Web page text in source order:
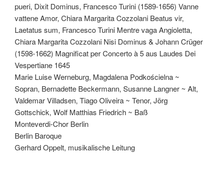
pueri, Dixit Dominus, Francesco Turini (1589-1656) Vanne
vattene Amor, Chiara Margarita Cozzolani Beatus vir,
Laetatus sum, Francesco Turini Mentre vaga Angioletta,
Chiara Margarita Cozzolani Nisi Dominus & Johann Crüger
(1598-1662) Magnificat per Concerto à 5 aus Laudes Dei
Vespertiane 1645
Marie Luise Werneburg, Magdalena Podkościelna ~
Sopran, Bernadette Beckermann, Susanne Langner ~ Alt,
Valdemar Villadsen, Tiago Oliveira ~ Tenor, Jörg
Gottschick, Wolf Matthias Friedrich ~ Baß
Monteverdi-Chor Berlin
Berlin Baroque
Gerhard Oppelt, musikalische Leitung